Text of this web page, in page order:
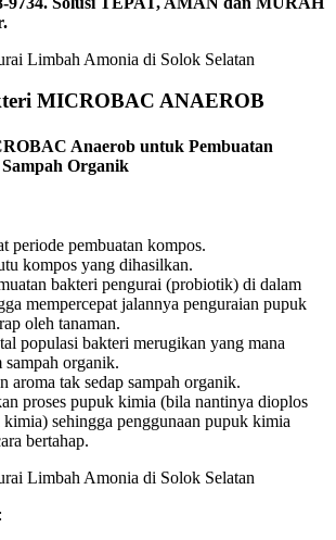
MICROBAC ANAEROB
Anaerob untuk Pembuatan
Organik
periode pembuatan kompos.
kompos yang dihasilkan.
bakteri pengurai (probiotik) di dalam
mempercepat jalannya penguraian pupuk
oleh tanaman.
populasi bakteri merugikan yang mana
sampah organik.
aroma tak sedap sampah organik.
proses pupuk kimia (bila nantinya dioplos
sehingga penggunaan pupuk kimia
bertahap.